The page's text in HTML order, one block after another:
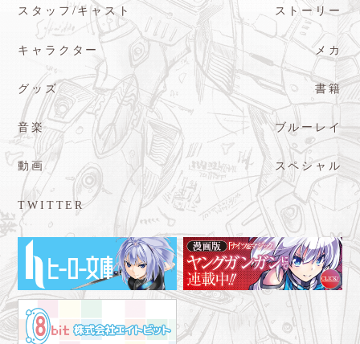
スタッフ/キャスト ストーリー
キャラクター メカ
グッズ 書籍
音楽 ブルーレイ
動画 スペシャル
TWITTER